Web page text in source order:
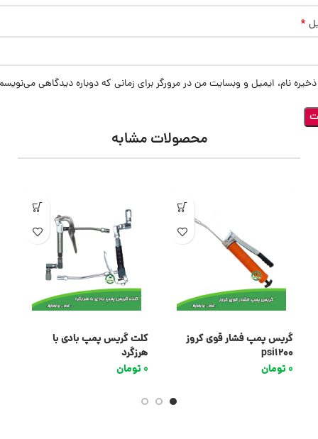
*
ذخیره نام، ایمیل و وبسایت من در مرورگر برای زمانی که دوباره دیدگاهی
محصولات مشابه
گریس پمپ فشار قوی کروز
psi1200
0تومان
کلت گریس پمپ بادی با
هرزگرد
0تومان